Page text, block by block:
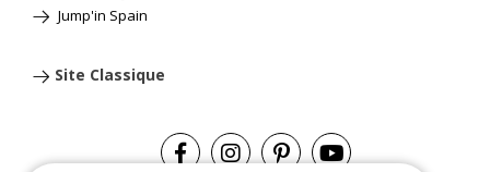
Jump'in Spain
Site Classique